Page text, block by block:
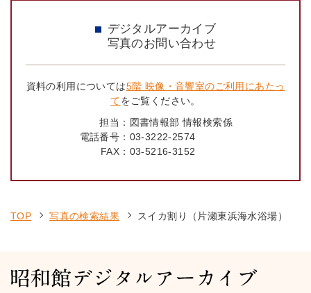
デジタルアーカイブ
写真のお問い合わせ
資料の利用については5階 映像・音響室のご利用にあたっ
てをご覧ください。
担当： 図書情報部 情報検索係
電話番号： 03-3222-2574
FAX： 03-5216-3152
TOP 写真の検索結果 スイカ割り（片瀬東浜海水浴場）